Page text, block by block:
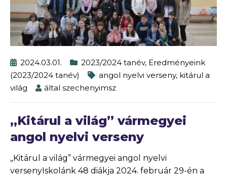
2024.03.01. 2023/2024 tanév, Eredményeink
(2023/2024 tanév)
angol nyelvi verseny, kitárul a
világ
által szechenyimsz
„Kitárul a világ” vármegyei
angol nyelvi verseny
„Kitárul a világ” vármegyei angol nyelvi
versenyIskolánk 48 diákja 2024. február 29-én a